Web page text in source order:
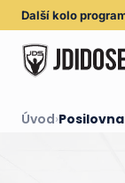
Další kolo
Úvod›